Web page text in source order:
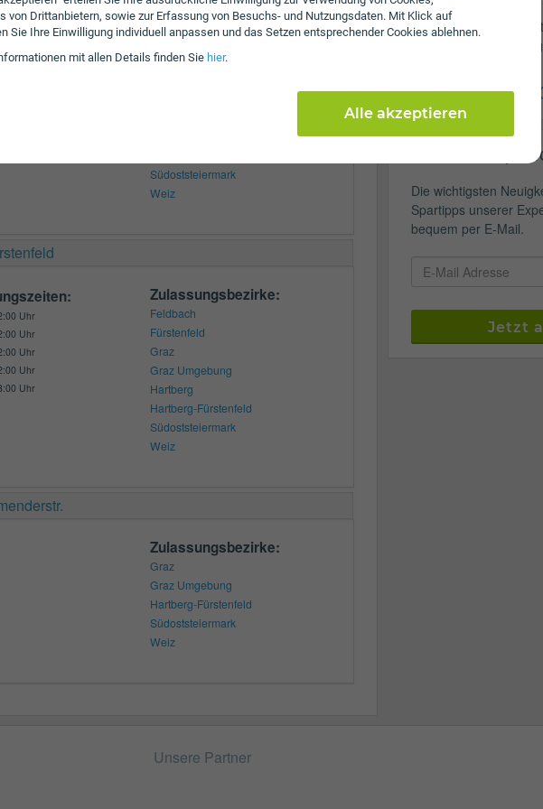
von Drittanbietern, sowie zur Erfassung von Besuchs- und Nutzungsdaten. Mit Klick auf
Sie Ihre Einwilligung individuell anpassen und das Setzen entsprechender Cookies ablehnen.
mit allen Details finden Sie hier.
Alle akzeptieren
Uhr
Uhr
Zulassungsbezirke:
Feldbach
Fürstenfeld
Südoststeiermark
Weiz
Uhr
Uhr
Uhr
Uhr
Uhr
Zulassungsbezirke:
Feldbach
Fürstenfeld
Graz
Graz Umgebung
Hartberg
Hartberg-Fürstenfeld
Südoststeiermark
Weiz
Zulassungsbezirke:
Graz
Graz Umgebung
Hartberg-Fürstenfeld
Südoststeiermark
Weiz
Unser Service-Team
Sie da und hilft Ihnen
01 / 30 60
Jederzeit top
Die wichtigsten
Spartipps unserer
bequem per E-Mail.
Jetzt
Unsere Partner